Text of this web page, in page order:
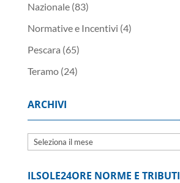
Nazionale(83)
Normative e Incentivi (4)
Pescara (65)
Teramo(24)
ARCHIVI
Archivi
ILSOLE24ORE NORME E TRIBUTI